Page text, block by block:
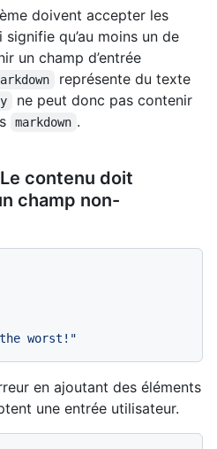
doivent accepter les
qu’au moins un de
un champ d’entrée
représente du texte
ne peut donc pas contenir
markdown .
contenu doit
champ non-
worst!"
en ajoutant des éléments
une entrée utilisateur.